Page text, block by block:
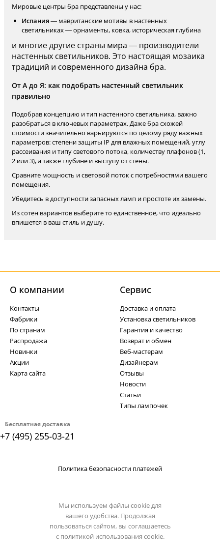
Мировые центры бра представлены у нас:
Испания— мавританские мотивы в настенных
светильниках — орнаменты, ковка, историческая глубина
и многие другие страны мира — производители
настенных светильников. Это настоящая мозаика
традиций и современного дизайна бра.
От А до Я: как подобрать настенный светильник
правильно
Подобрав концепцию и тип настенного светильника, важно
разобраться в ключевых параметрах. Даже бра схожей
стоимости значительно варьируются по целому ряду важных
параметров: степени защиты IP для влажных помещений, углу
рассеивания и типу светового потока, количеству плафонов (1,
2 или 3), а также глубине и выступу от стены.
Сравните мощность и световой поток с потребностями вашего
помещения.
Убедитесь в доступности запасных ламп и простоте их замены.
Из сотен вариантов выберите то единственное, что идеально
впишется в ваш стиль и душу.
Бесплатная доставка
+7 (495) 255-03-21
О компании
Контакты
Фабрики
По странам
Распродажа
Новинки
Акции
Карта сайта
Cервис
Доставка и оплата
Установка светильников
Гарантия и качество
Возврат и обмен
Веб-мастерам
Дизайнерам
Отзывы
Новости
Статьи
Типы лампочек
Политика безопасности платежей
Мы используем файлы cookie для
вашего удобства. Продолжая
пользоваться сайтом, вы соглашаетесь
с политикой использования cookie.